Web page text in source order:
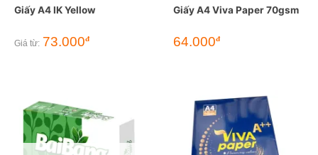
Giấy A4 IK Yellow
Giá từ: 73.000đ
Giấy A4 Viva Paper 70gsm
64.000đ